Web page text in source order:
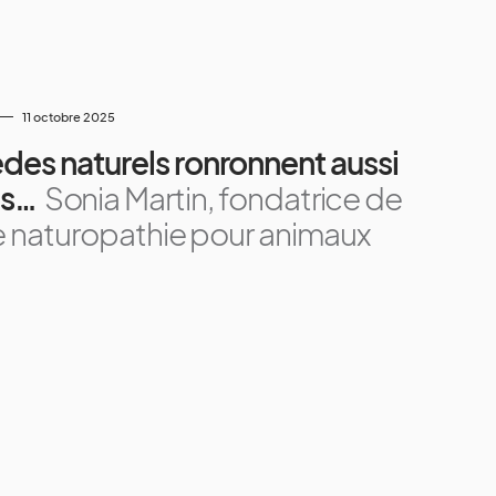
11 octobre 2025
naturels ronronnent aussi
Sonia Martin, fondatrice de
naturopathie pour animaux